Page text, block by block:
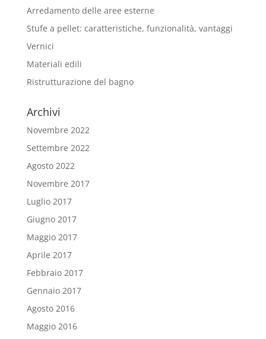
Arredamento delle aree esterne
Stufe a pellet: caratteristiche, funzionalità, vantaggi
Vernici
Materiali edili
Ristrutturazione del bagno
Archivi
Novembre 2022
Settembre 2022
Agosto 2022
Novembre 2017
Luglio 2017
Giugno 2017
Maggio 2017
Aprile 2017
Febbraio 2017
Gennaio 2017
Agosto 2016
Maggio 2016